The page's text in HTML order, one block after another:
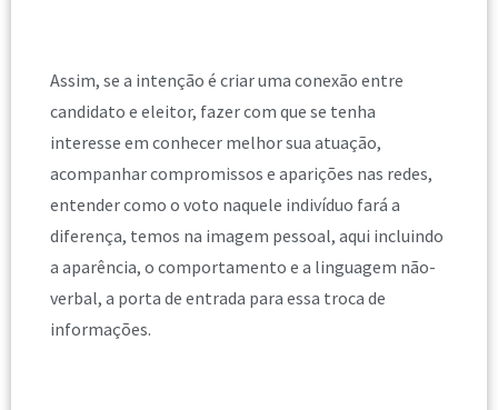
Assim, se a intenção é criar uma conexão entre
candidato e eleitor, fazer com que se tenha
interesse em conhecer melhor sua atuação,
acompanhar compromissos e aparições nas redes,
entender como o voto naquele indivíduo fará a
diferença, temos na imagem pessoal, aqui incluindo
a aparência, o comportamento e a linguagem não-
verbal, a porta de entrada para essa troca de
informações.